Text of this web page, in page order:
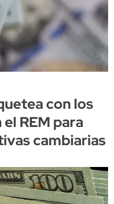
con los
REM para
cambiarias